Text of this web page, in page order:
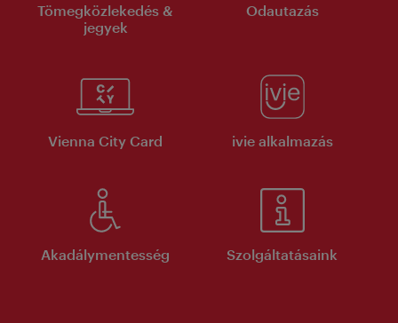
Tömegközlekedés &
jegyek
Odautazás
Vienna City Card ivie alkalmazás
Akadálymentesség Szolgáltatásaink